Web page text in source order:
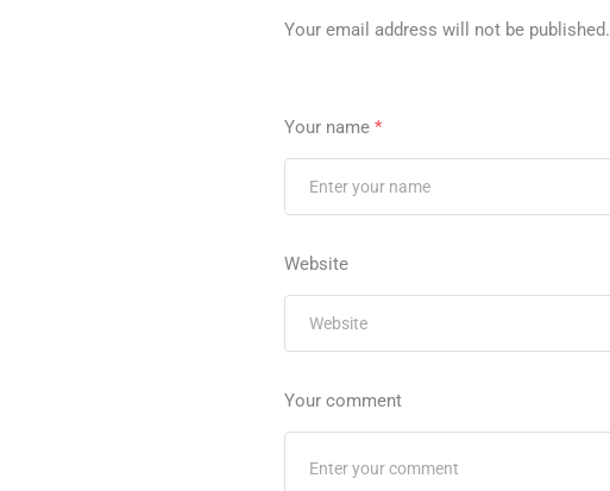
Your email address will not be published.
Your name*
Website
Your comment